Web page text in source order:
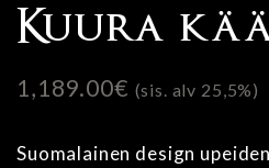
Kuura
1,189.00€ (sis. alv 25,5%)
Suomalainen design